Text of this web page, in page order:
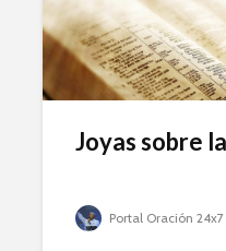
Joyas sobre
Portal Oración 24x7